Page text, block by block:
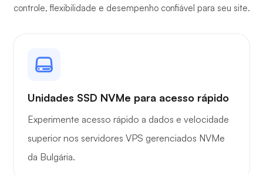
controle, flexibilidade e desempenho confiável para seu site.
Unidades SSD NVMe para acesso rápido
Experimente acesso rápido a dados e velocidade
superior nos servidores VPS gerenciados NVMe
da Bulgária.